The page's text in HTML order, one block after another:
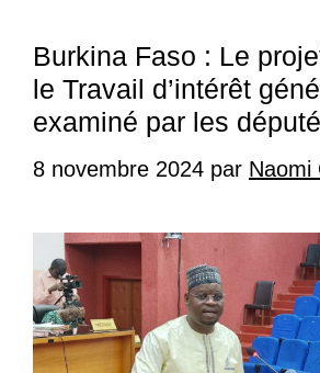
Burkina Faso : Le
le Travail d’intérêt
examiné par les
8 novembre 2024 par Naomi